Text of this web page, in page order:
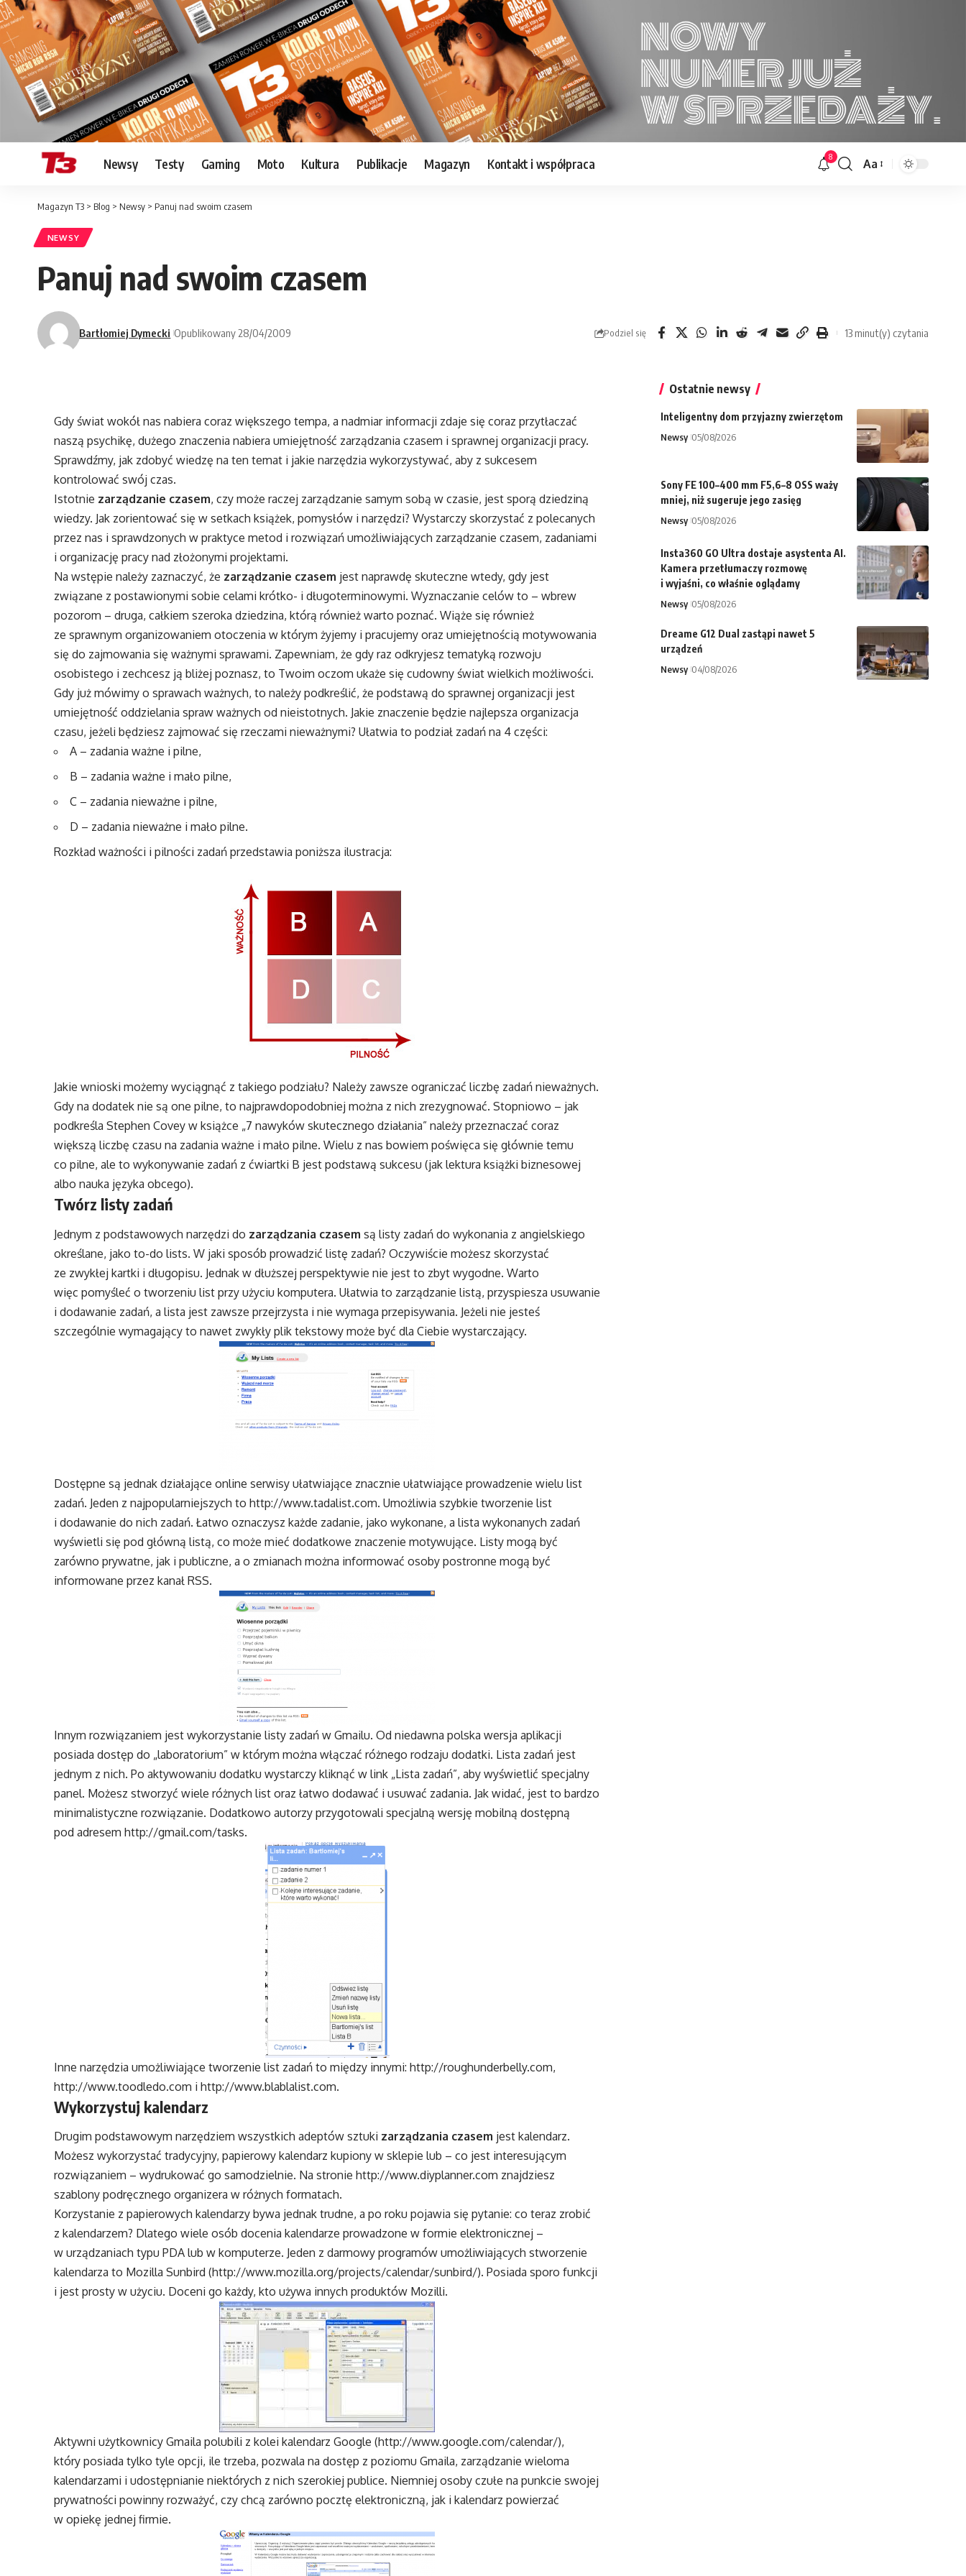
Newsy Testy Gaming Moto Kultura Publikacje Magazyn Kontakt i współpraca 8
Font
Aa
Magazyn T3 > Blog > Newsy > Panuj nad swoim czasem
NEWSY
Panuj nad swoim czasem
Bartłomiej Dymecki Opublikowany 28/04/2009 Podziel się 13 minut(y) czytania
Gdy świat wokół nas nabiera coraz większego tempa, a nadmiar informacji zdaje się coraz przytłaczać
naszą psychikę, dużego znaczenia nabiera umiejętność zarządzania czasem i sprawnej organizacji pracy.
Sprawdźmy, jak zdobyć wiedzę na ten temat i jakie narzędzia wykorzystywać, aby z sukcesem
kontrolować swój czas.
Istotnie zarządzanie czasem, czy może raczej zarządzanie samym sobą w czasie, jest sporą dziedziną
wiedzy. Jak zorientować się w setkach książek, pomysłów i narzędzi? Wystarczy skorzystać z polecanych
przez nas i sprawdzonych w praktyce metod i rozwiązań umożliwiających zarządzanie czasem, zadaniami
i organizację pracy nad złożonymi projektami.
Na wstępie należy zaznaczyć, że zarządzanie czasem jest naprawdę skuteczne wtedy, gdy jest
związane z postawionymi sobie celami krótko- i długoterminowymi. Wyznaczanie celów to – wbrew
pozorom – druga, całkiem szeroka dziedzina, którą również warto poznać. Wiąże się również
ze sprawnym organizowaniem otoczenia w którym żyjemy i pracujemy oraz umiejętnością motywowania
się do zajmowania się ważnymi sprawami. Zapewniam, że gdy raz odkryjesz tematyką rozwoju
osobistego i zechcesz ją bliżej poznasz, to Twoim oczom ukaże się cudowny świat wielkich możliwości.
Gdy już mówimy o sprawach ważnych, to należy podkreślić, że podstawą do sprawnej organizacji jest
umiejętność oddzielania spraw ważnych od nieistotnych. Jakie znaczenie będzie najlepsza organizacja
czasu, jeżeli będziesz zajmować się rzeczami nieważnymi? Ułatwia to podział zadań na 4 części:
A – zadania ważne i pilne,
B – zadania ważne i mało pilne,
C – zadania nieważne i pilne,
D – zadania nieważne i mało pilne.
Rozkład ważności i pilności zadań przedstawia poniższa ilustracja:
Jakie wnioski możemy wyciągnąć z takiego podziału? Należy zawsze ograniczać liczbę zadań nieważnych.
Gdy na dodatek nie są one pilne, to najprawdopodobniej można z nich zrezygnować. Stopniowo – jak
podkreśla Stephen Covey w książce „7 nawyków skutecznego działania” należy przeznaczać coraz
większą liczbę czasu na zadania ważne i mało pilne. Wielu z nas bowiem poświęca się głównie temu
co pilne, ale to wykonywanie zadań z ćwiartki B jest podstawą sukcesu (jak lektura książki biznesowej
albo nauka języka obcego).
Twórz listy zadań
Jednym z podstawowych narzędzi do zarządzania czasem są listy zadań do wykonania z angielskiego
określane, jako to-do lists. W jaki sposób prowadzić listę zadań? Oczywiście możesz skorzystać
ze zwykłej kartki i długopisu. Jednak w dłuższej perspektywie nie jest to zbyt wygodne. Warto
więc pomyśleć o tworzeniu list przy użyciu komputera. Ułatwia to zarządzanie listą, przyspiesza usuwanie
i dodawanie zadań, a lista jest zawsze przejrzysta i nie wymaga przepisywania. Jeżeli nie jesteś
szczególnie wymagający to nawet zwykły plik tekstowy może być dla Ciebie wystarczający.
Dostępne są jednak działające online serwisy ułatwiające znacznie ułatwiające prowadzenie wielu list
zadań. Jeden z najpopularniejszych tohttp://www.tadalist.com. Umożliwia szybkie tworzenie list
i dodawanie do nich zadań. Łatwo oznaczysz każde zadanie, jako wykonane, a lista wykonanych zadań
wyświetli się pod główną listą, co może mieć dodatkowe znaczenie motywujące. Listy mogą być
zarówno prywatne, jak i publiczne, a o zmianach można informować osoby postronne mogą być
informowane przez kanał RSS.
Innym rozwiązaniem jest wykorzystanie listy zadań w Gmailu. Od niedawna polska wersja aplikacji
posiada dostęp do „laboratorium” w którym można włączać różnego rodzaju dodatki. Lista zadań jest
jednym z nich. Po aktywowaniu dodatku wystarczy kliknąć w link „Lista zadań”, aby wyświetlić specjalny
panel. Możesz stworzyć wiele różnych list oraz łatwo dodawać i usuwać zadania. Jak widać, jest to bardzo
minimalistyczne rozwiązanie. Dodatkowo autorzy przygotowali specjalną wersję mobilną dostępną
pod adresemhttp://gmail.com/tasks.
Inne narzędzia umożliwiające tworzenie list zadań to między innymi:http://roughunderbelly.com,
http://www.toodledo.com ihttp://www.blablalist.com.
Wykorzystuj kalendarz
Drugim podstawowym narzędziem wszystkich adeptów sztuki zarządzania czasem jest kalendarz.
Możesz wykorzystać tradycyjny, papierowy kalendarz kupiony w sklepie lub – co jest interesującym
rozwiązaniem – wydrukować go samodzielnie. Na stroniehttp://www.diyplanner.com znajdziesz
szablony podręcznego organizera w różnych formatach.
Korzystanie z papierowych kalendarzy bywa jednak trudne, a po roku pojawia się pytanie: co teraz zrobić
z kalendarzem? Dlatego wiele osób docenia kalendarze prowadzone w formie elektronicznej –
w urządzaniach typu PDA lub w komputerze. Jeden z darmowy programów umożliwiających stworzenie
kalendarza to Mozilla Sunbird (http://www.mozilla.org/projects/calendar/sunbird/). Posiada sporo funkcji
i jest prosty w użyciu. Doceni go każdy, kto używa innych produktów Mozilli.
Aktywni użytkownicy Gmaila polubili z kolei kalendarz Google (http://www.google.com/calendar/),
który posiada tylko tyle opcji, ile trzeba, pozwala na dostęp z poziomu Gmaila, zarządzanie wieloma
kalendarzami i udostępnianie niektórych z nich szerokiej publice. Niemniej osoby czułe na punkcie swojej
prywatności powinny rozważyć, czy chcą zarówno pocztę elektroniczną, jak i kalendarz powierzać
w opiekę jednej firmie.
Ostatnie newsy
Inteligentny dom przyjazny zwierzętom
Newsy 05/08/2026
Sony FE 100–400 mm F5,6–8 OSS waży
mniej, niż sugeruje jego zasięg
Newsy 05/08/2026
Insta360 GO Ultra dostaje asystenta AI.
Kamera przetłumaczy rozmowę
i wyjaśni, co właśnie oglądamy
Newsy 05/08/2026
Dreame G12 Dual zastąpi nawet 5
urządzeń
Newsy 04/08/2026